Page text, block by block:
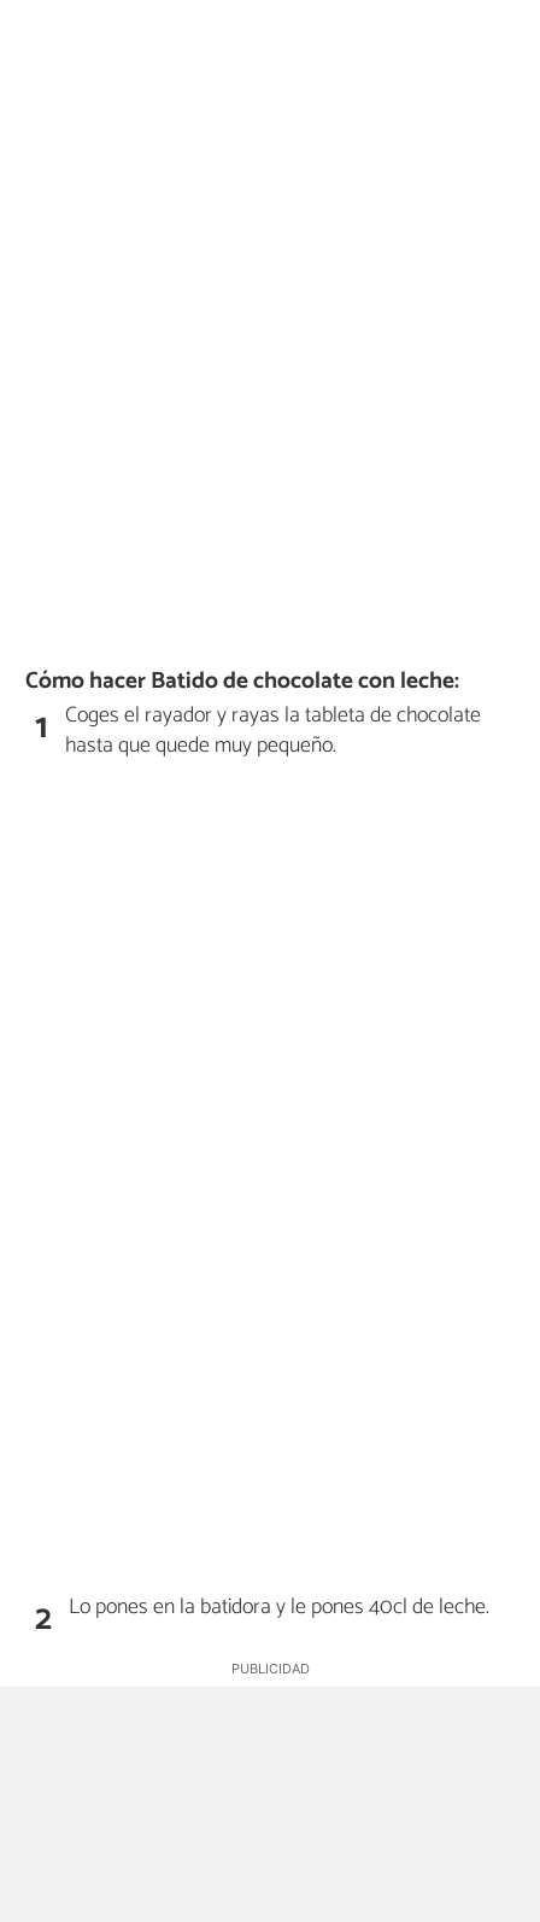
Cómo hacer Batido de chocolate con leche:
1 Coges el rayador y rayas la tableta de chocolate
hasta que quede muy pequeño.
2 Lo pones en la batidora y le pones 40cl de leche.